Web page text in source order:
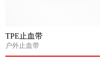
TPE止血带
户外止血带